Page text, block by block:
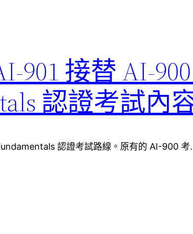
901 接替 AI-
認證考試內
認證考試路線。原有的 AI-900